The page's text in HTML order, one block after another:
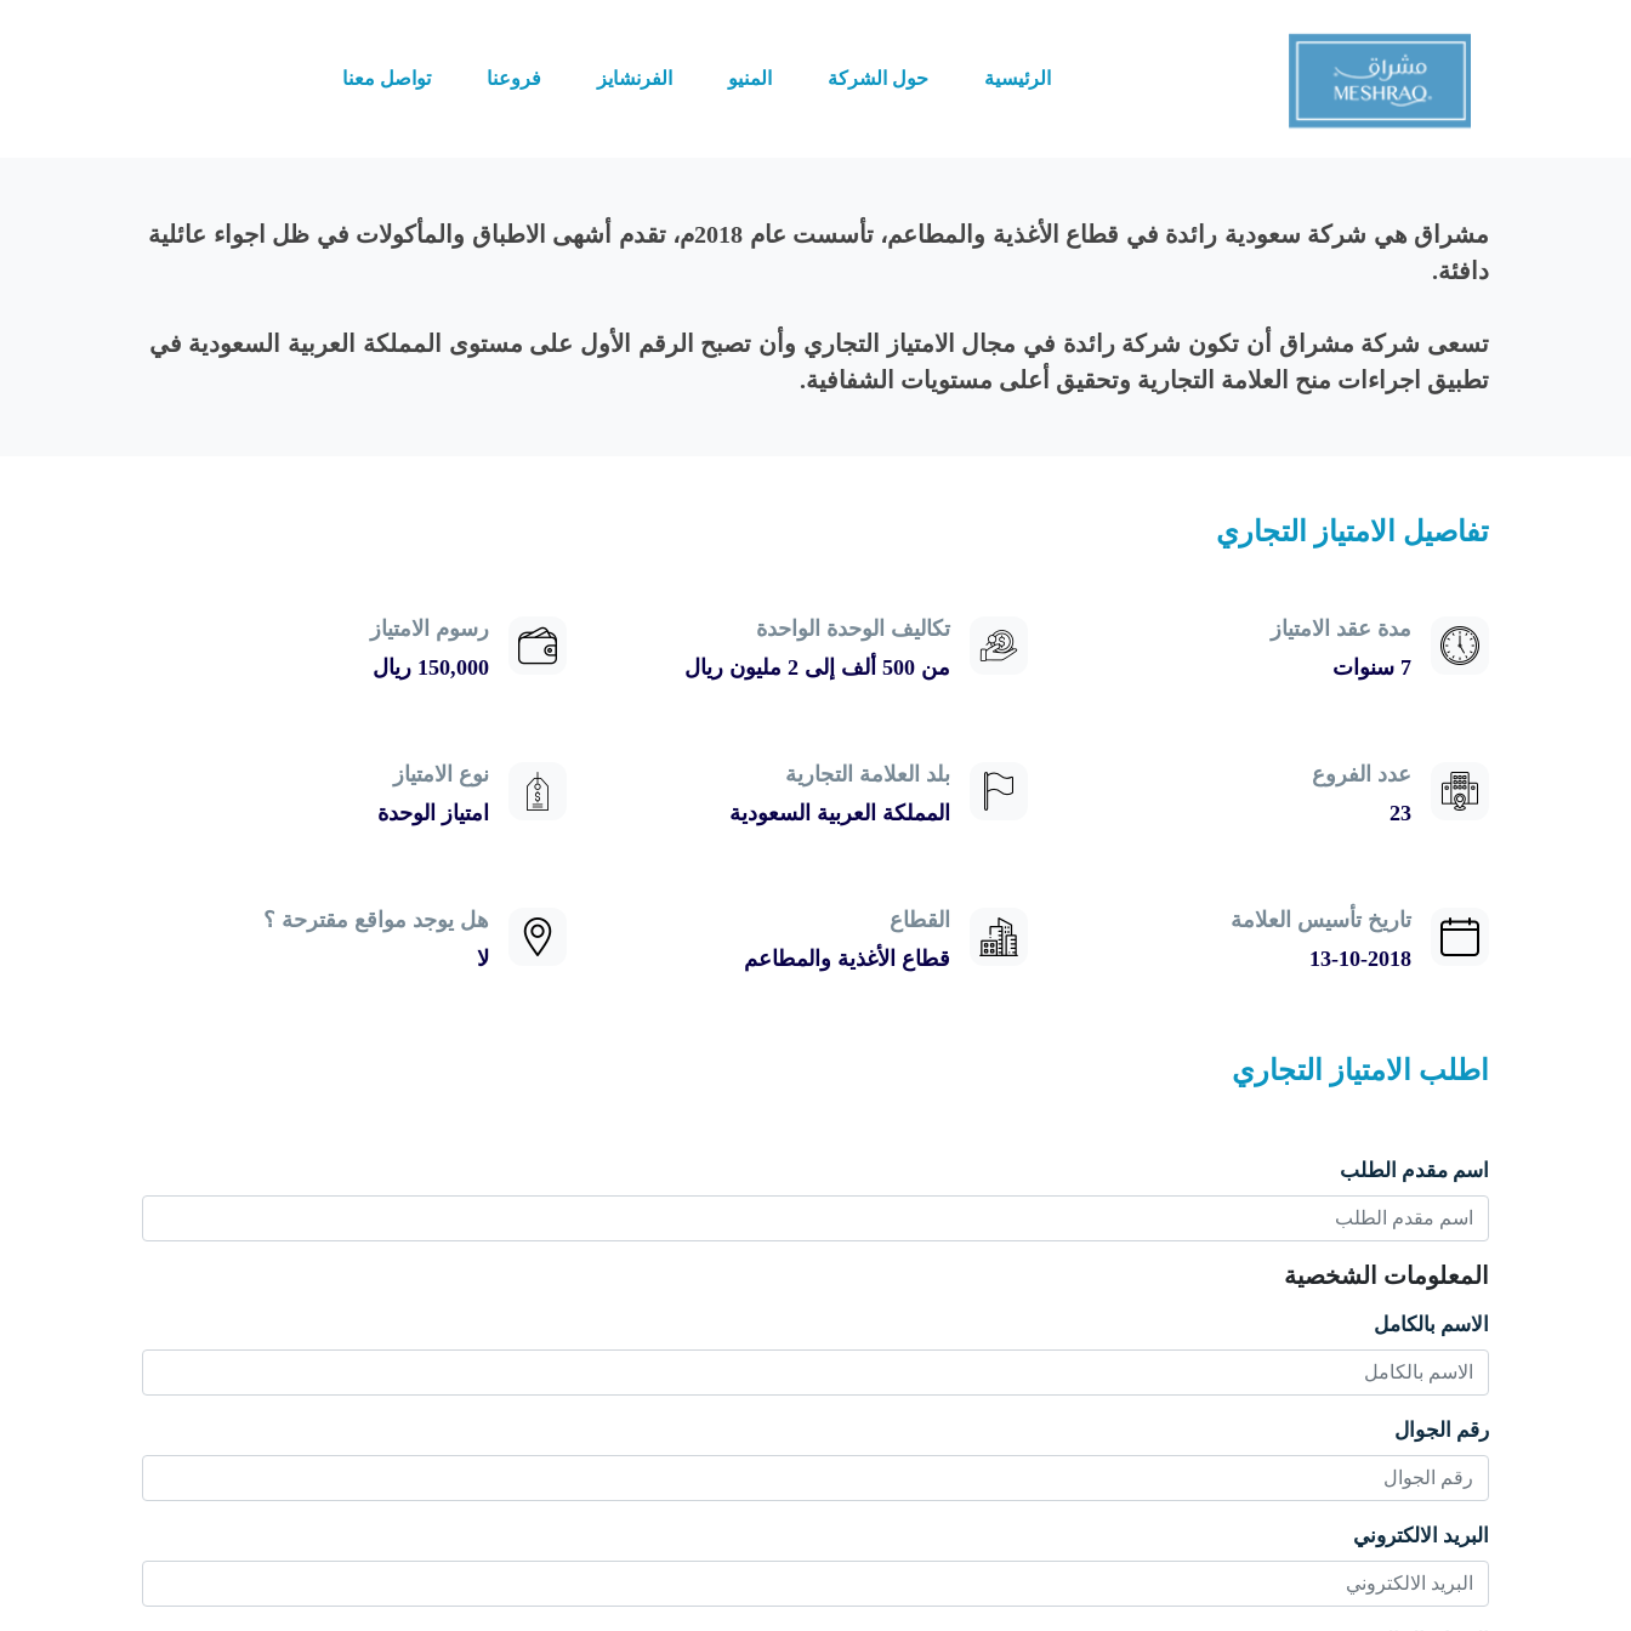
الرئيسية حول الشركة المنيو الفرنشايز فروعنا تواصل معنا
مشراق هي شركة سعودية رائدة في قطاع الأغذية والمطاعم، تأسست عام 2018م، تقدم أشهى الاطباق والمأكولات في ظل اجواء عائلية
تسعى شركة مشراق أن تكون شركة رائدة في مجال الامتياز التجاري وأن تصبح الرقم الأول على مستوى المملكة العربية السعودية في
تطبيق اجراءات منح العلامة التجارية وتحقيق أعلى مستويات الشفافية.
تفاصيل الامتياز التجاري
مدة عقد الامتياز
7 سنوات
تكاليف الوحدة الواحدة
من 500 ألف إلى 2 مليون ريال
رسوم الامتياز
150,000 ريال
عدد الفروع
23
بلد العلامة التجارية
المملكة العربية السعودية
نوع الامتياز
امتياز الوحدة
تاريخ تأسيس العلامة
13-10-2018
القطاع
قطاع الأغذية والمطاعم
هل يوجد مواقع مقترحة ؟
لا
اطلب الامتياز التجاري
اسم مقدم الطلب
المعلومات الشخصية
الاسم بالكامل
رقم الجوال
البريد الالكتروني